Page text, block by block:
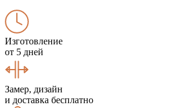
Изготовление
от 5 дней
Замер, дизайн
и доставка бесплатно